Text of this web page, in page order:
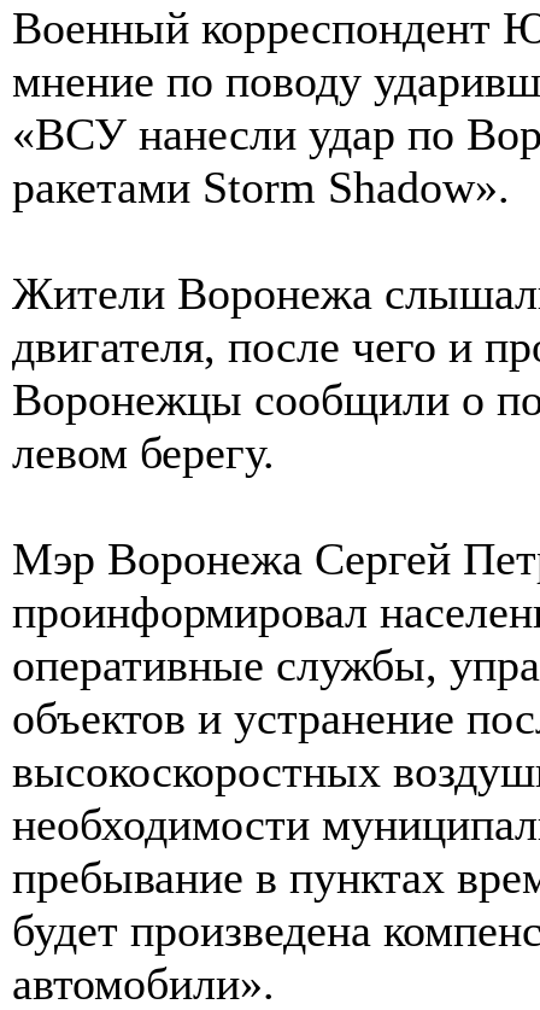
Военный корреспондент
мнение по поводу
«ВСУ нанесли удар по
ракетами Storm Shadow».
Жители Воронежа
двигателя, после чего и
Воронежцы сообщили о
левом берегу.
Мэр Воронежа Сергей
проинформировал
оперативные службы,
объектов и устранение
высокоскоростных
необходимости
пребывание в пунктах
будет произведена
автомобили».